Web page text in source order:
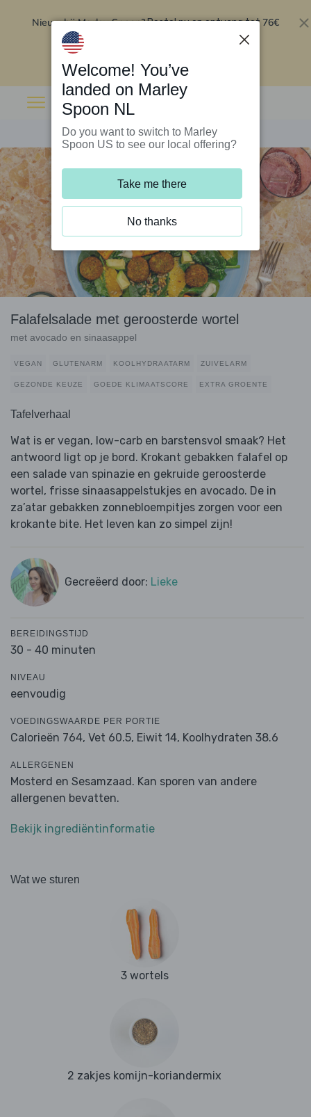
Nieuw bij Marley Spoon?Bestel nu en ontvang tot 76€
Falafelsalade met geroosterde wortel
met avocado en sinaasappel
VEGAN GLUTENARM KOOLHYDRAATARM ZUIVELARM
GEZONDE KEUZE GOEDE KLIMAATSCORE EXTRA GROENTE
Tafelverhaal
Wat is er vegan, low-carb en barstensvol smaak? Het
antwoord ligt op je bord. Krokant gebakken falafel op
een salade van spinazie en gekruide geroosterde
wortel, frisse sinaasappelstukjes en avocado. De in
za’atar gebakken zonnebloempitjes zorgen voor een
krokante bite. Het leven kan zo simpel zijn!
Gecreëerd door: Lieke
BEREIDINGSTIJD
30 - 40 minuten
NIVEAU
eenvoudig
VOEDINGSWAARDE PER PORTIE
Calorieën 764, Vet 60.5, Eiwit 14, Koolhydraten 38.6
ALLERGENEN
Mosterd en Sesamzaad. Kan sporen van andere
allergenen bevatten.
Bekijk ingrediëntinformatie
Wat we sturen
3 wortels
2 zakjes komijn-koriandermix
Welcome! You’ve
landed on Marley
Spoon NL
Do you want to switch to Marley
Spoon US to see our local offering?
Take me there
No thanks